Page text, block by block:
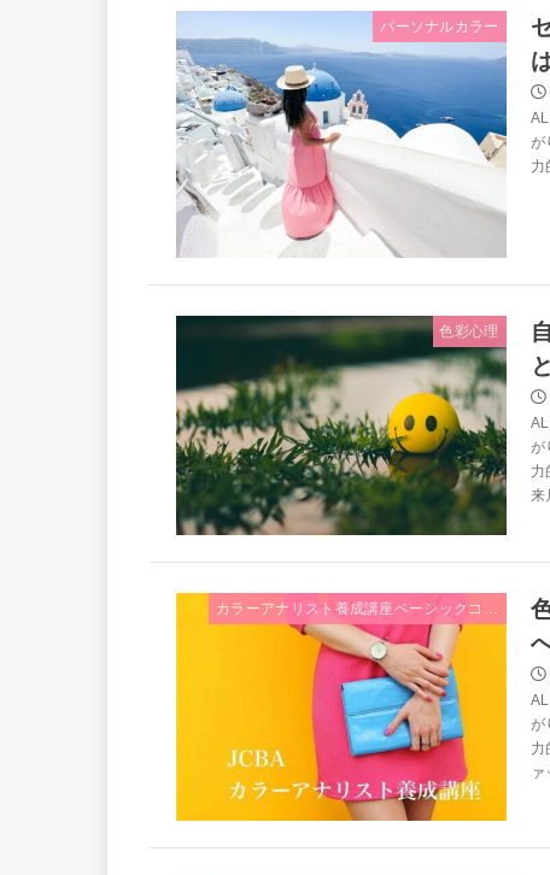
パーソナルカラー
が
力
色彩心理
が
力
来
カラーアナリスト養成講座ベーシックコース
が
力
ァ